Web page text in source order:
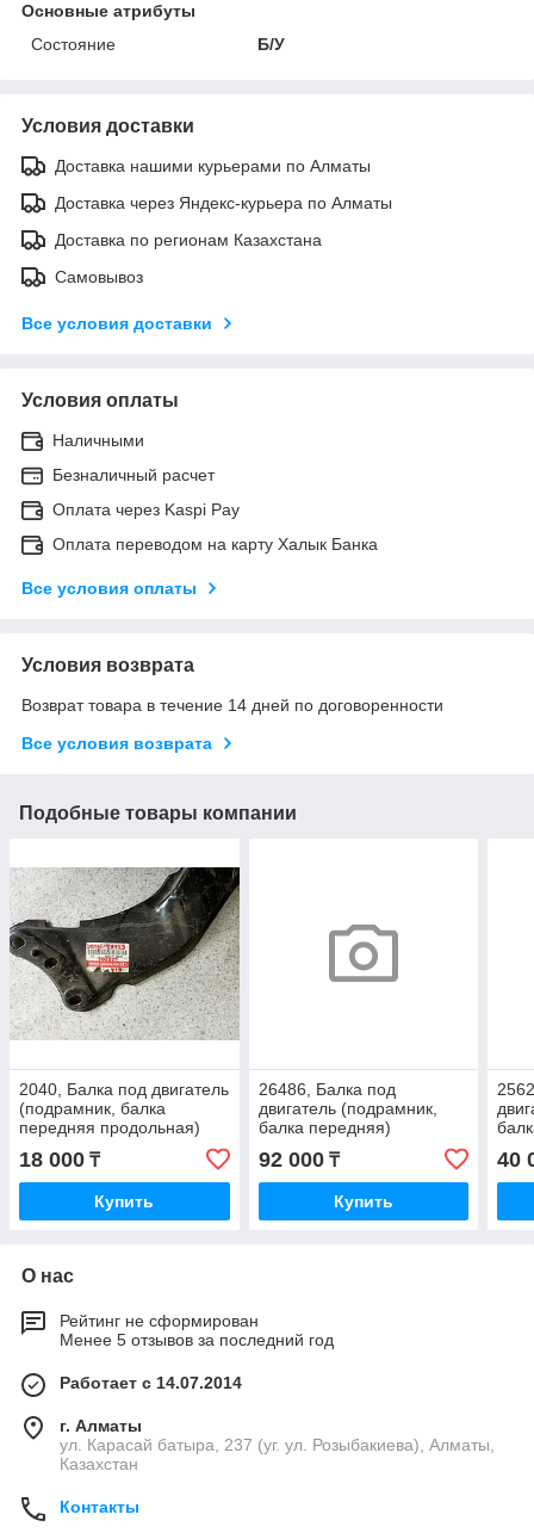
Основные атрибуты
Состояние
Б/У
Условия доставки
Доставка нашими курьерами по Алматы
Доставка через Яндекс-курьера по Алматы
Доставка по регионам Казахстана
Самовывоз
Все условия доставки
Условия оплаты
Наличными
Безналичный расчет
Оплата через Kaspi Pay
Оплата переводом на карту Халык Банка
Все условия оплаты
Условия возврата
Возврат товара в течение 14 дней по договоренности
Все условия возврата
Подобные товары компании
2040, Балка под двигатель
(подрамник, балка
передняя продольная)
18 000 ₸
Купить
26486, Балка под
двигатель (подрамник,
балка передняя)
92 000₸
Купить
40
О нас
Рейтинг не сформирован
Менее 5 отзывов за последний год
Работает с 14.07.2014
г. Алматы
ул. Карасай батыра, 237 (уг. ул. Розыбакиева), Алматы,
Казахстан
Контакты